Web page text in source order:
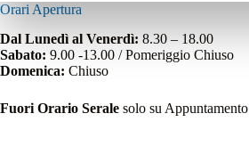
Orari Apertura
Dal Lunedì al Venerdì: 8.30 – 18.00
Sabato: 9.00 -13.00 / Pomeriggio Chiuso
Domenica: Chiuso
Fuori Orario Serale solo su Appuntamento